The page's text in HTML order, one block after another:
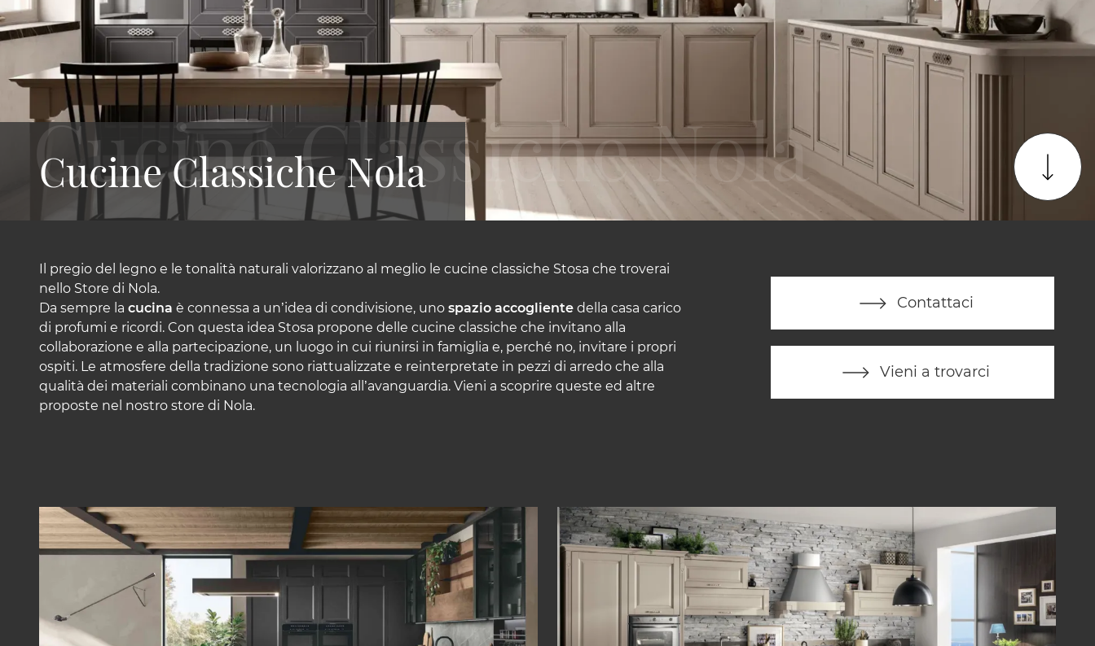
Cucine Classiche Nola
Il pregio del legno e le tonalità naturali valorizzano al meglio le cucine classiche Stosa che troverai
nello Store di Nola.
Da sempre la cucina è connessa a un’idea di condivisione, uno spazio accogliente della casa carico
di profumi e ricordi. Con questa idea Stosa propone delle cucine classiche che invitano alla
collaborazione e alla partecipazione, un luogo in cui riunirsi in famiglia e, perché no, invitare i propri
ospiti. Le atmosfere della tradizione sono riattualizzate e reinterpretate in pezzi di arredo che alla
qualità dei materiali combinano una tecnologia all’avanguardia. Vieni a scoprire queste ed altre
proposte nel nostro store di Nola.
Contattaci
Vieni a trovarci